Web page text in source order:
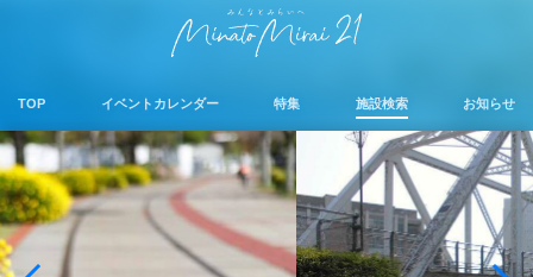
TOP イベントカレンダー 特集 施設検索 お知らせ